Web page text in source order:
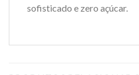
sofisticado e zero açúcar.